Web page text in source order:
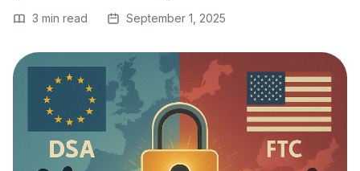
3 min read September 1, 2025